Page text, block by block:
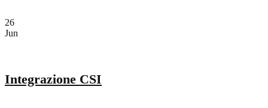
26
Jun
Integrazione CSI